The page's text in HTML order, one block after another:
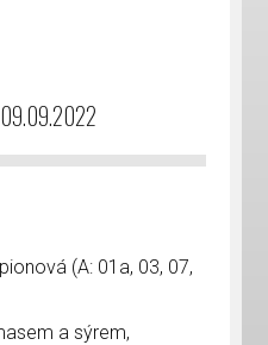
(A: 01a, 03, 07,
a sýrem,